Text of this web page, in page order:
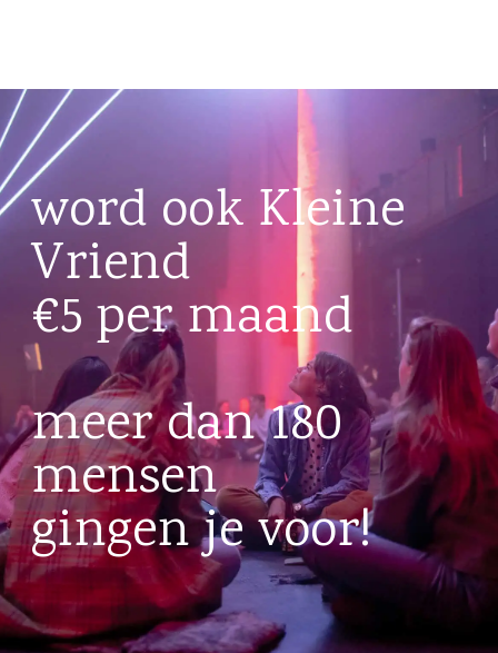
word ook Kleine
Vriend
€5 per maand
meer dan 180
mensen
gingen je voor!